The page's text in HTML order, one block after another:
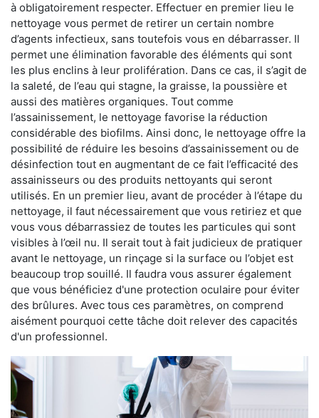
à obligatoirement respecter. Effectuer en premier lieu le
nettoyage vous permet de retirer un certain nombre
d’agents infectieux, sans toutefois vous en débarrasser. Il
permet une élimination favorable des éléments qui sont
les plus enclins à leur prolifération. Dans ce cas, il s’agit de
la saleté, de l’eau qui stagne, la graisse, la poussière et
aussi des matières organiques. Tout comme
l’assainissement, le nettoyage favorise la réduction
considérable des biofilms. Ainsi donc, le nettoyage offre la
possibilité de réduire les besoins d’assainissement ou de
désinfection tout en augmentant de ce fait l’efficacité des
assainisseurs ou des produits nettoyants qui seront
utilisés. En un premier lieu, avant de procéder à l’étape du
nettoyage, il faut nécessairement que vous retiriez et que
vous vous débarrassiez de toutes les particules qui sont
visibles à l’œil nu. Il serait tout à fait judicieux de pratiquer
avant le nettoyage, un rinçage si la surface ou l’objet est
beaucoup trop souillé. Il faudra vous assurer également
que vous bénéficiez d'une protection oculaire pour éviter
des brûlures. Avec tous ces paramètres, on comprend
aisément pourquoi cette tâche doit relever des capacités
d'un professionnel.